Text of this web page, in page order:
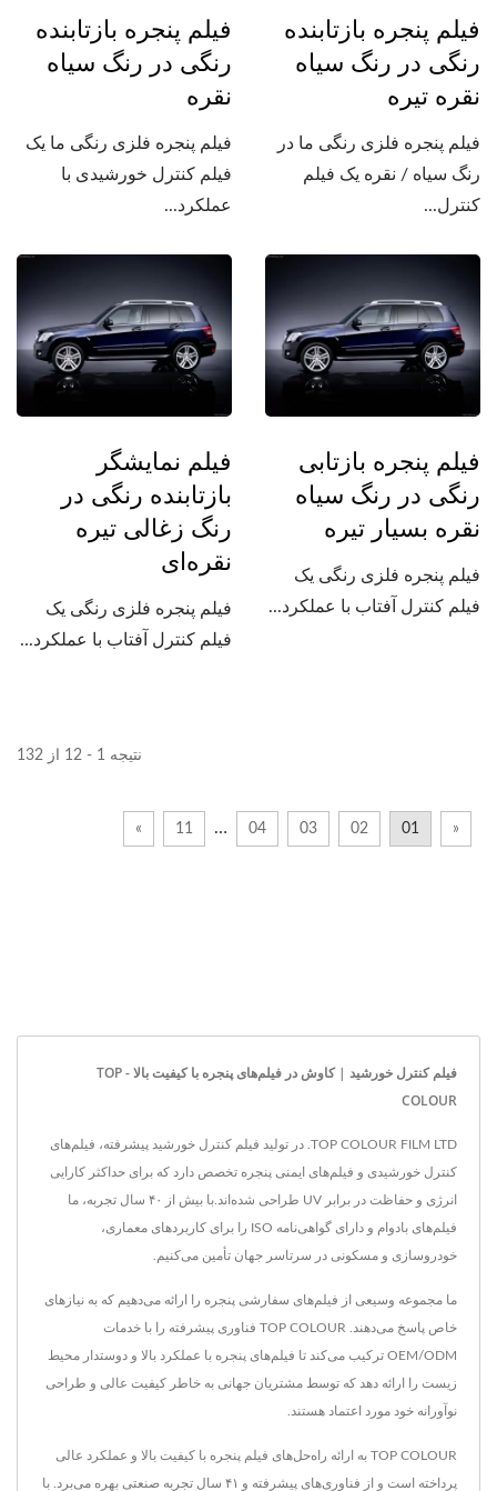
فیلم پنجره بازتابنده
رنگی در رنگ سیاه
نقره تیره
فیلم پنجره فلزی رنگی ما در
رنگ سیاه / نقره یک فیلم
کنترل...
فیلم پنجره بازتابنده
رنگی در رنگ سیاه
نقره
فیلم پنجره فلزی رنگی ما یک
فیلم کنترل خورشیدی با
عملکرد...
فیلم پنجره بازتابی
رنگی در رنگ سیاه
نقره بسیار تیره
فیلم پنجره فلزی رنگی یک
فیلم کنترل آفتاب با عملکرد...
فیلم نمایشگر
بازتابنده رنگی در
رنگ زغالی تیره
نقره‌ای
فیلم پنجره فلزی رنگی یک
فیلم کنترل آفتاب با عملکرد...
نتیجه 1 - 12 از 132
«
01
02
03
04
…
11
»
فیلم کنترل خورشید | کاوش در فیلم‌های پنجره با کیفیت بالا - TOP
COLOUR
TOP COLOUR FILM LTD. در تولید فیلم کنترل خورشید پیشرفته، فیلم‌های
کنترل خورشیدی و فیلم‌های ایمنی پنجره تخصص دارد که برای حداکثر کارایی
انرژی و حفاظت در برابر UV طراحی شده‌اند.با بیش از ۴۰ سال تجربه، ما
فیلم‌های بادوام و دارای گواهی‌نامه ISO را برای کاربردهای معماری،
خودروسازی و مسکونی در سرتاسر جهان تأمین می‌کنیم.
ما مجموعه وسیعی از فیلم‌های سفارشی پنجره را ارائه می‌دهیم که به نیازهای
خاص پاسخ می‌دهند. TOP COLOUR فناوری پیشرفته را با خدمات
OEM/ODM ترکیب می‌کند تا فیلم‌های پنجره با عملکرد بالا و دوستدار محیط
زیست را ارائه دهد که توسط مشتریان جهانی به خاطر کیفیت عالی و طراحی
نوآورانه خود مورد اعتماد هستند.
TOP COLOUR به ارائه راه‌حل‌های فیلم پنجره با کیفیت بالا و عملکرد عالی
پرداخته است و از فناوری‌های پیشرفته و ۴۱ سال تجربه صنعتی بهره می‌برد. با